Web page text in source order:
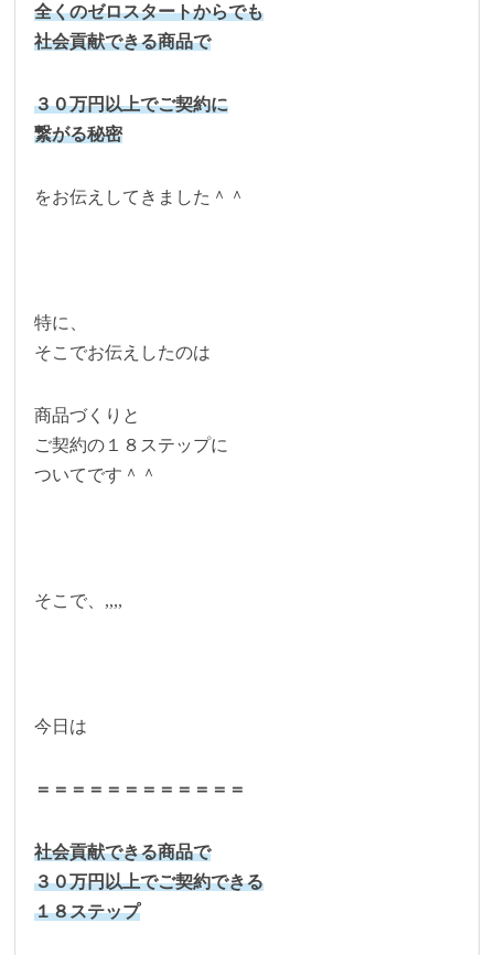
全くのゼロスタートからでも
社会貢献できる商品で
３０万円以上でご契約に
繋がる秘密
をお伝えしてきました＾＾
特に、
そこでお伝えしたのは
商品づくりと
ご契約の１８ステップに
ついてです＾＾
そこで、,,,,
今日は
＝＝＝＝＝＝＝＝＝＝＝＝
社会貢献できる商品で
３０万円以上でご契約できる
１８ステップ